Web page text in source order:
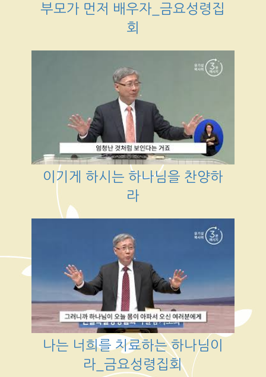
부모가 먼저 배우자_금요성령집
회
이기게 하시는 하나님을 찬양하
라
나는 너희를 치료하는 하나님이
라_금요성령집회